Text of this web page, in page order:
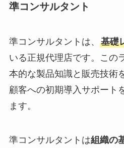
準コンサルタント
準コンサルタントは、 基礎
いる正規代理店です。この
本的な製品知識と販売技術
顧客への初期導入サポート
ます。
準コンサルタントは組織の